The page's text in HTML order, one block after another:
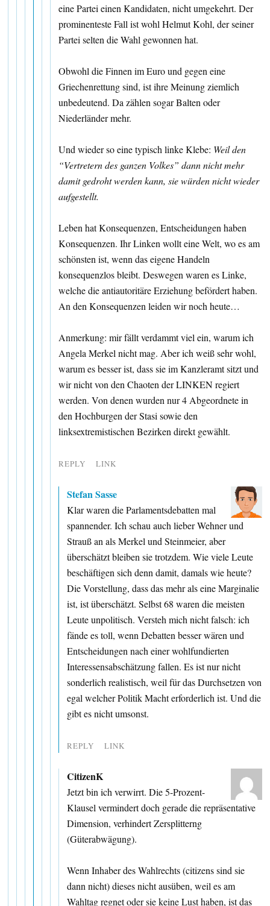
eine Partei einen Kandidaten, nicht umgekehrt. Der
prominenteste Fall ist wohl Helmut Kohl, der seiner
Partei selten die Wahl gewonnen hat.
Obwohl die Finnen im Euro und gegen eine
Griechenrettung sind, ist ihre Meinung ziemlich
unbedeutend. Da zählen sogar Balten oder
Niederländer mehr.
Und wieder so eine typisch linke Klebe: Weil den
“Vertretern des ganzen Volkes” dann nicht mehr
damit gedroht werden kann, sie würden nicht wieder
aufgestellt.
Leben hat Konsequenzen, Entscheidungen haben
Konsequenzen. Ihr Linken wollt eine Welt, wo es am
schönsten ist, wenn das eigene Handeln
konsequenzlos bleibt. Deswegen waren es Linke,
welche die antiautoritäre Erziehung befördert haben.
An den Konsequenzen leiden wir noch heute…
Anmerkung: mir fällt verdammt viel ein, warum ich
Angela Merkel nicht mag. Aber ich weiß sehr wohl,
warum es besser ist, dass sie im Kanzleramt sitzt und
wir nicht von den Chaoten der LINKEN regiert
werden. Von denen wurden nur 4 Abgeordnete in
den Hochburgen der Stasi sowie den
linksextremistischen Bezirken direkt gewählt.
REPLY LINK
Stefan Sasse
Klar waren die Parlamentsdebatten mal
spannender. Ich schau auch lieber Wehner und
Strauß an als Merkel und Steinmeier, aber
überschätzt bleiben sie trotzdem. Wie viele Leute
beschäftigen sich denn damit, damals wie heute?
Die Vorstellung, dass das mehr als eine Marginalie
ist, ist überschätzt. Selbst 68 waren die meisten
Leute unpolitisch. Versteh mich nicht falsch: ich
fände es toll, wenn Debatten besser wären und
Entscheidungen nach einer wohlfundierten
Interessensabschätzung fallen. Es ist nur nicht
sonderlich realistisch, weil für das Durchsetzen von
egal welcher Politik Macht erforderlich ist. Und die
gibt es nicht umsonst.
REPLY LINK
CitizenK
Jetzt bin ich verwirrt. Die 5-Prozent-
Klausel vermindert doch gerade die repräsentative
Dimension, verhindert Zersplitterng
(Güterabwägung).
Wenn Inhaber des Wahlrechts (citizens sind sie
dann nicht) dieses nicht ausüben, weil es am
Wahltag regnet oder sie keine Lust haben, ist das